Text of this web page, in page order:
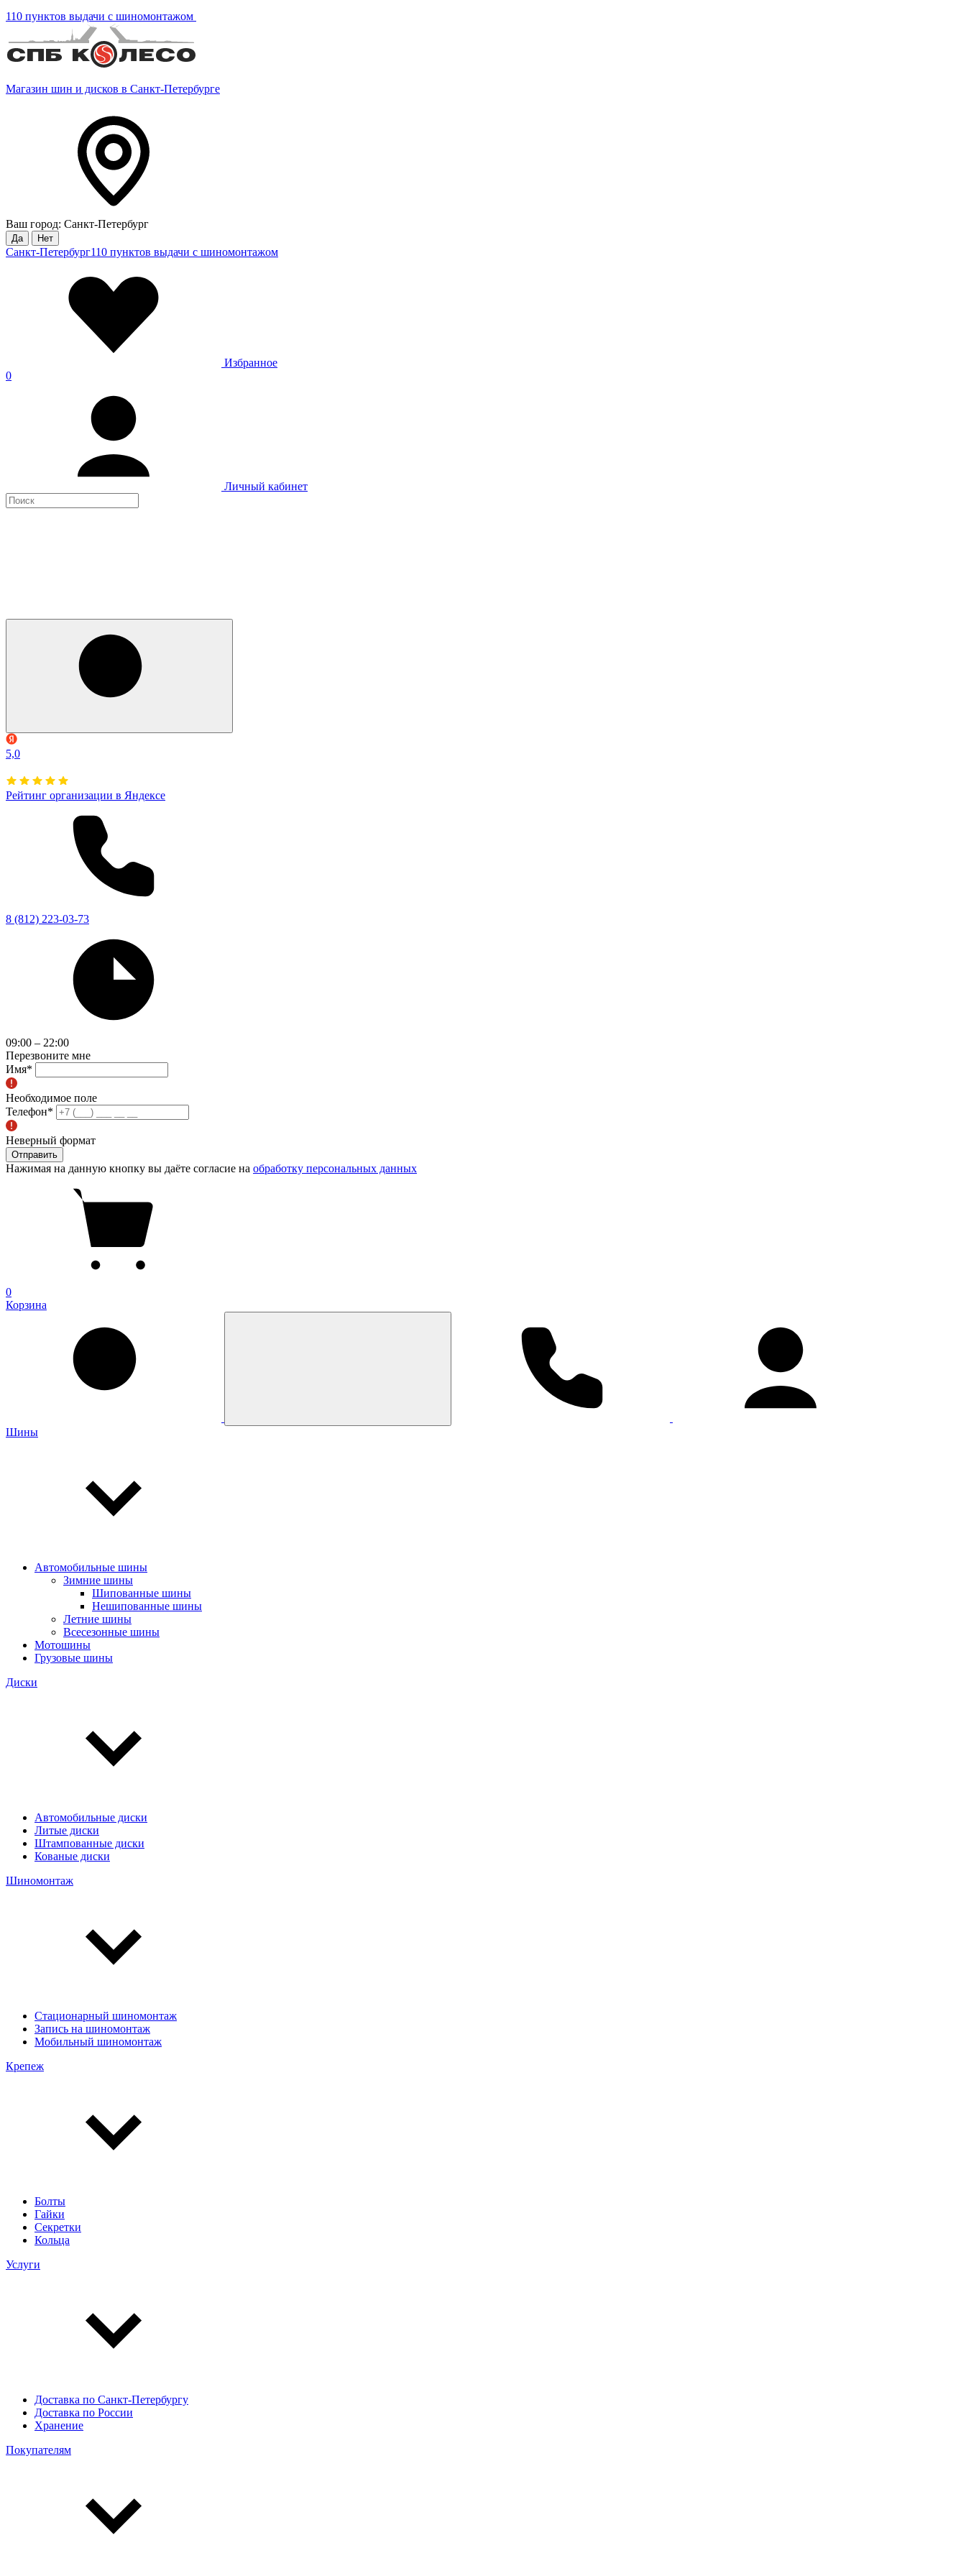
110 пунктов выдачи с шиномонтажом
Магазин шин и дисков в Санкт-Петербурге
Ваш город: Санкт-Петербург
Да Нет
Санкт-Петербург110 пунктов выдачи с шиномонтажом
Избранное
0
Личный кабинет
5,0
Рейтинг организации в Яндексе
8 (812) 223-03-73
09:00 – 22:00
Перезвоните мне
Имя*
Необходимое поле
Телефон*
Неверный формат
Отправить
Нажимая на данную кнопку вы даёте согласие на обработку персональных данных
0
Корзина
Шины
Автомобильные шины
Зимние шины
Шипованные шины
Нешипованные шины
Летние шины
Всесезонные шины
Мотошины
Грузовые шины
Диски
Автомобильные диски
Литые диски
Штампованные диски
Кованые диски
Шиномонтаж
Стационарный шиномонтаж
Запись на шиномонтаж
Мобильный шиномонтаж
Крепеж
Болты
Гайки
Секретки
Кольца
Услуги
Доставка по Санкт-Петербургу
Доставка по России
Хранение
Покупателям